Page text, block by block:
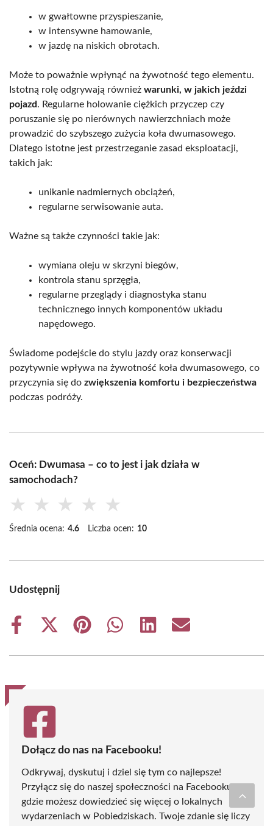
w gwałtowne przyspieszanie,
w intensywne hamowanie,
w jazdę na niskich obrotach.
Może to poważnie wpłynąć na żywotność tego elementu.
Istotną rolę odgrywają również warunki, w jakich jeździ
pojazd. Regularne holowanie ciężkich przyczep czy
poruszanie się po nierównych nawierzchniach może
prowadzić do szybszego zużycia koła dwumasowego.
Dlatego istotne jest przestrzeganie zasad eksploatacji,
takich jak:
unikanie nadmiernych obciążeń,
regularne serwisowanie auta.
Ważne są także czynności takie jak:
wymiana oleju w skrzyni biegów,
kontrola stanu sprzęgła,
regularne przeglądy i diagnostyka stanu
technicznego innych komponentów układu
napędowego.
Świadome podejście do stylu jazdy oraz konserwacji
pozytywnie wpływa na żywotność koła dwumasowego, co
przyczynia się do zwiększenia komfortu i bezpieczeństwa
podczas podróży.
Oceń: Dwumasa – co to jest i jak działa w
samochodach?
★ ★ ★ ★ ★
Średnia ocena: 4.6 Liczba ocen: 10
Udostępnij
Share
Share
(Twitter)
Share
Share
Share
Share
Dołącz do nas na Facebooku!
Odkrywaj, dyskutuj i dziel się tym co najlepsze!
Przyłącz się do naszej społeczności na Facebooku,
gdzie możesz dowiedzieć się więcej o lokalnych
wydarzeniach w Pobiedziskach. Twoje zdanie się liczy